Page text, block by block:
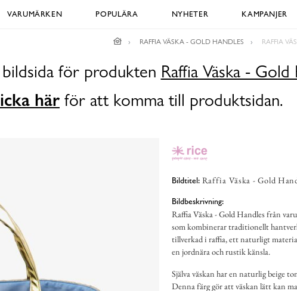
VARUMÄRKEN POPULÄRA NYHETER KAMPANJER
RAFFIA VÄSKA - GOLD HANDLES RAFFIA
för produkten Raffia Väska - Gold
här för att komma till produktsidan.
Bildtitel: Raffia Väska - Gold
Bildbeskrivning:
Raffia Väska - Gold Handles från
som kombinerar traditionellt
tillverkad i raffia, ett naturligt
en jordnära och rustik känsla.
Själva väskan har en naturlig beige
Denna färg gör att väskan lätt kan